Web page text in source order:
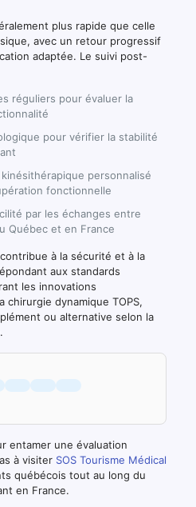
plus rapide que celle
avec un retour progressif
adaptée. Le suivi post-
réguliers pour évaluer la
pour vérifier la stabilité
personnalisé
fonctionnelle
par les échanges entre
Québec et en France
à la sécurité et à la
aux standards
les innovations
chirurgie dynamique TOPS,
ou alternative selon la
entamer une évaluation
à visiter SOS Tourisme Médical
québécois tout au long du
en France.